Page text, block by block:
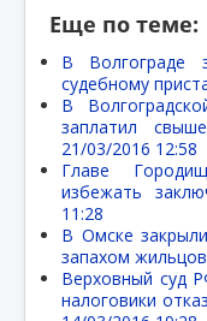
Еще по теме:
В Волгограде
судебному
В
заплатил
21/03/2016 12:58
Главе
избежать
11:28
В Омске
запахом
Верховный суд
налоговики